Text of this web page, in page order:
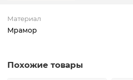
Материал
Мрамор
Похожие товары